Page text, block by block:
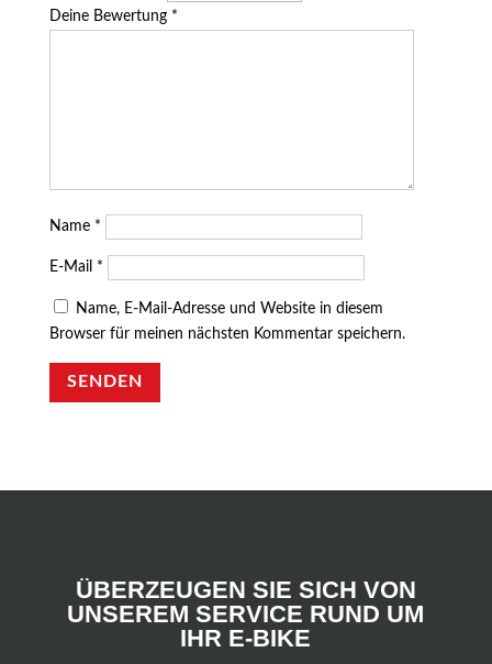
Deine Bewertung *
Name *
E-Mail *
Name, E-Mail-Adresse und Website in diesem
Browser für meinen nächsten Kommentar speichern.
SENDEN
ÜBERZEUGEN SIE SICH VON
UNSEREM SERVICE RUND UM
IHR E-BIKE